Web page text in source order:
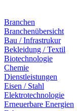
Branchen
Branchenübersicht
Bau / Infrastrukur
Bekleidung / Textil
Biotechnologie
Chemie
Dienstleistungen
Eisen / Stahl
Elektrotechnologie
Erneuerbare Energien